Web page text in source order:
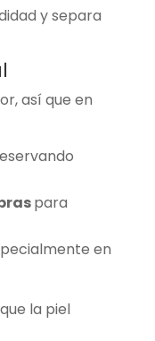
y separa
así que en
para
en
la piel